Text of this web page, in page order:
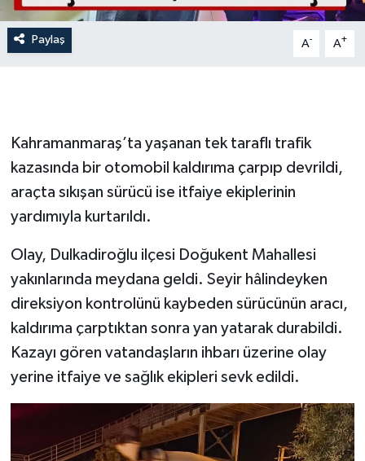
Paylaş A- A+
Kahramanmaraş’ta yaşanan tek taraflı trafik
kazasında bir otomobil kaldırıma çarpıp devrildi,
araçta sıkışan sürücü ise itfaiye ekiplerinin
yardımıyla kurtarıldı.
Olay, Dulkadiroğlu ilçesi Doğukent Mahallesi
yakınlarında meydana geldi. Seyir hâlindeyken
direksiyon kontrolünü kaybeden sürücünün aracı,
kaldırıma çarptıktan sonra yan yatarak durabildi.
Kazayı gören vatandaşların ihbarı üzerine olay
yerine itfaiye ve sağlık ekipleri sevk edildi.
DÜNYA
ROPORTAJ
KADIN-AİLE
YEREL YÖNETİM
MEDYA
SEÇİM 2011
ÜÇÜNCÜ SAYFA
Yemek
SİVİL TOPLUM